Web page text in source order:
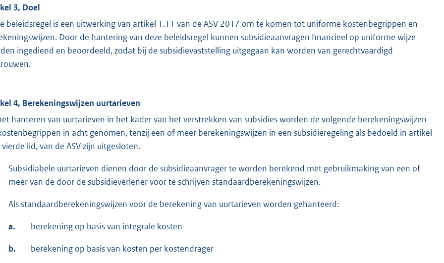
3, Doel
beleidsregel is een uitwerking van artikel 1.11 van de ASV 2017 om te komen tot uniforme kostenbegrippen en
Door de hantering van deze beleidsregel kunnen subsidieaanvragen financieel op uniforme wijze
ingediend en beoordeeld, zodat bij de subsidievaststelling uitgegaan kan worden van gerechtvaardigd
4, Berekeningswijzen uurtarieven
hanteren van uurtarieven in het kader van het verstrekken van subsidies worden de volgende berekeningswijzen
in acht genomen, tenzij een of meer berekeningswijzen in een subsidieregeling als bedoeld in artikel
vierde lid, van de ASV zijn uitgesloten.
Subsidiabele uurtarieven dienen door de subsidieaanvrager te worden berekend met gebruikmaking van een of
meer van de door de subsidieverlener voor te schrijven standaardberekeningswijzen.
Als standaardberekeningswijzen voor de berekening van uurtarieven worden gehanteerd:
a. berekening op basis van integrale kosten
b. berekening op basis van kosten per kostendrager